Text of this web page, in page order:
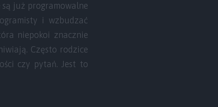
już programowalne
i wzbudzać
niepokoi znacznie
Często rodzice
czy pytań. Jest to